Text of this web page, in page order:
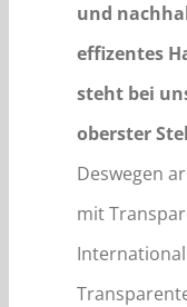
und
effizentes
steht bei
oberster
Deswegen
mit